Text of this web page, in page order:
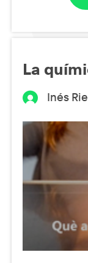
La
Inés